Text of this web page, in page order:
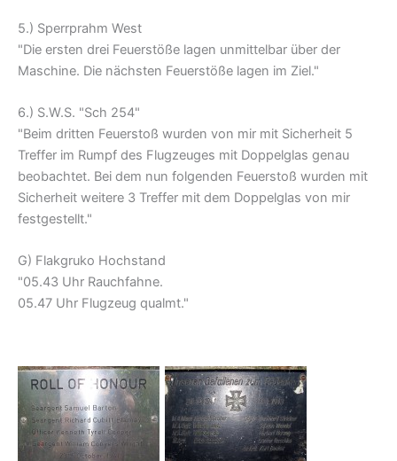
5.) Sperrprahm West
"Die ersten drei Feuerstöße lagen unmittelbar über der
Maschine. Die nächsten Feuerstöße lagen im Ziel."
6.) S.W.S. "Sch 254"
"Beim dritten Feuerstoß wurden von mir mit Sicherheit 5
Treffer im Rumpf des Flugzeuges mit Doppelglas genau
beobachtet. Bei dem nun folgenden Feuerstoß wurden mit
Sicherheit weitere 3 Treffer mit dem Doppelglas von mir
festgestellt."
G) Flakgruko Hochstand
"05.43 Uhr Rauchfahne.
05.47 Uhr Flugzeug qualmt."